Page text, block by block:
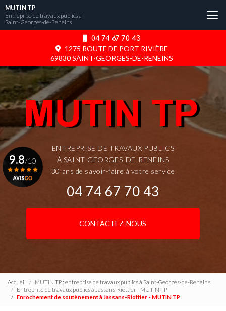
Aller
au
contenu
04 74 67 70 43
1275 ROUTE DE PORT RIVIÈRE
69830 SAINT-GEORGES-DE-RENEINS
MUTIN TP
Entreprise de travaux publics à
Saint-Georges-de-Reneins
ENTREPRISE DE TRAVAUX PUBLICS
À SAINT-GEORGES-DE-RENEINS
30 ans de savoir-faire à votre service
04 74 67 70 43
CONTACTEZ-NOUS
9.8/10
Accueil
MUTIN TP : entreprise de travaux publics à Saint-Georges-de-Reneins
Entreprise de travaux publics à Jassans-Riottier - MUTIN TP
Enrochement de soutènement à Jassans-Riottier - MUTIN TP